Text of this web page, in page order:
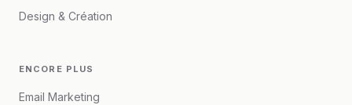
Design & Création
ENCORE PLUS
Email Marketing